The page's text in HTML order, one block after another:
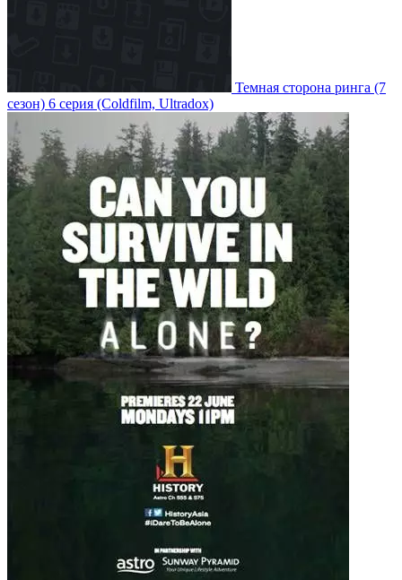
Темная сторона ринга (7
сезон) 6 серия (Coldfilm, Ultradox)